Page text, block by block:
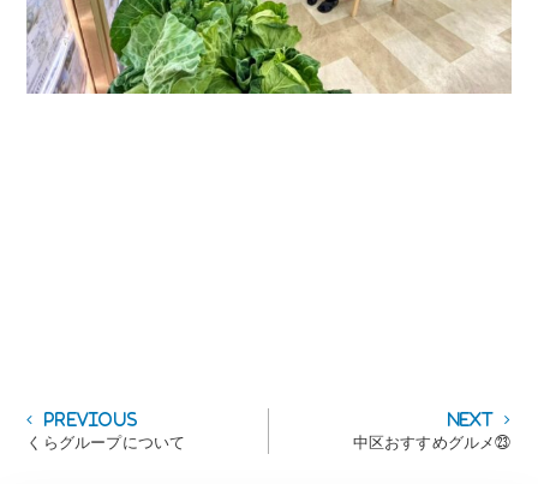
投
稿
PreviousPrevious
post:
くらグループについて
Next
中区おすすめグルメ㉓